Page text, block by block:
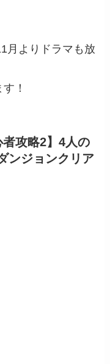
月よりドラマも放
！
攻略2】4人の
ンジョンクリア